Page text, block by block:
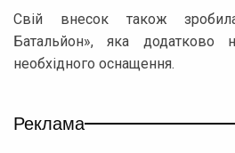
Свій внесок також
Батальйон», яка додатково
необхідного оснащення.
Реклама